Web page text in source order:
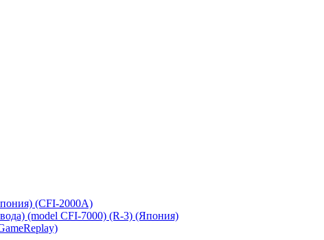
(CFI-2000A)
(model CFI-7000) (R-3) (Япония)